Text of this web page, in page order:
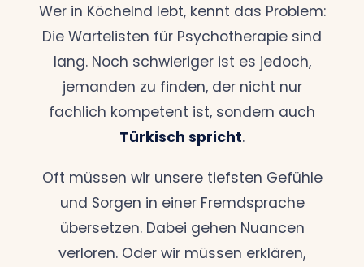
Wer in Köchelnd lebt, kennt das Problem:
Die Wartelisten für Psychotherapie sind
lang. Noch schwieriger ist es jedoch,
jemanden zu finden, der nicht nur
fachlich kompetent ist, sondern auch
Türkisch spricht.
Oft müssen wir unsere tiefsten Gefühle
und Sorgen in einer Fremdsprache
übersetzen. Dabei gehen Nuancen
verloren. Oder wir müssen erklären,